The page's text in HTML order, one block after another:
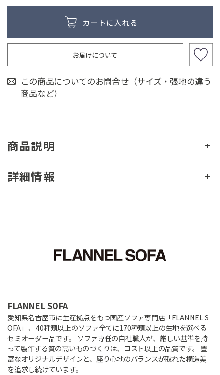
お届けについて
この商品についてのお問合せ（サイズ・張地の違う
商品など）
商品説明
詳細情報
FLANNEL SOFA
愛知県名古屋市に生産拠点をもつ国産ソファ専門店「FLANNEL S
OFA」。 40種類以上のソファ全てに170種類以上の生地を選べる
セミオーダー品です。 ソファ専任の自社職人が、厳しい基準を持
って製作する質の高いものづくりは、コスト以上の品質です。 豊
富なオリジナルデザインと、座り心地のバランスが取れた構造美
を追求し続けています。